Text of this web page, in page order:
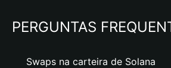
PERGUNTAS
Swaps na carteira de Solana